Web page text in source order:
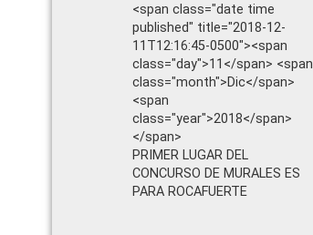
<span class="date time
published" title="2018-12-
11T12:16:45-0500"><span
class="day">11</span> <span
class="month">Dic</span>
<span
class="year">2018</span>
</span>
PRIMER LUGAR DEL
CONCURSO DE MURALES ES
PARA ROCAFUERTE